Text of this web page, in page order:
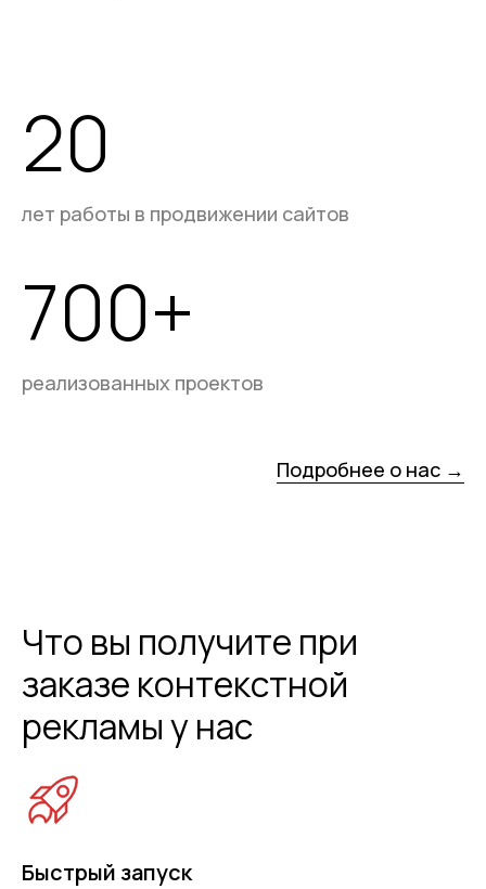
20
лет работы в продвижении сайтов
700+
реализованных проектов
Подробнее о нас →
Что вы получите при
заказе контекстной
рекламы у нас
Быстрый запуск